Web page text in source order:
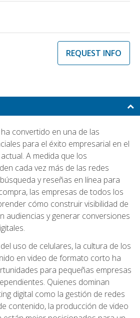
REQUEST INFO
convertido en una de las
para el éxito empresarial en el
A medida que los
cada vez más de las redes
y reseñas en línea para
las empresas de todos los
cómo construir visibilidad de
audiencias y generar conversiones
uso de celulares, la cultura de los
en video de formato corto ha
para pequeñas empresas
Quienes dominan
digital como la gestión de redes
contenido, la producción de video